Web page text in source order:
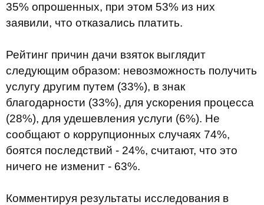
35% опрошенных, при этом 53% из них
заявили, что отказались платить.
Рейтинг причин дачи взяток выглядит
следующим образом: невозможность получить
услугу другим путем (33%), в знак
благодарности (33%), для ускорения процесса
(28%), для удешевления услуги (6%). Не
сообщают о коррупционных случаях 74%,
боятся последствий - 24%, считают, что это
ничего не изменит - 63%.
Комментируя результаты исследования в